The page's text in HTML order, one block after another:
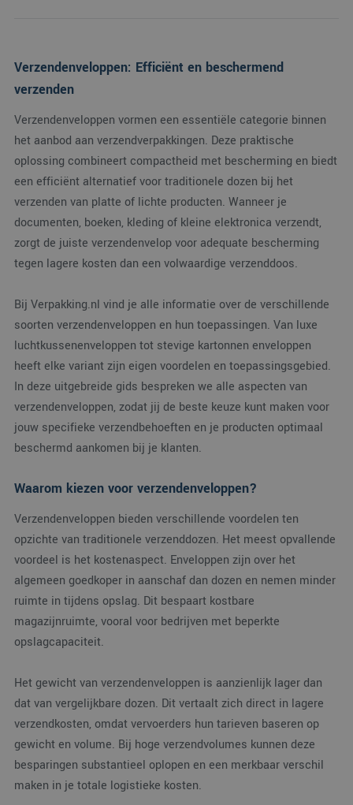
Verzendenveloppen: Efficiënt en beschermend
verzenden
Verzendenveloppen vormen een essentiële categorie binnen
het aanbod aan verzendverpakkingen. Deze praktische
oplossing combineert compactheid met bescherming en biedt
een efficiënt alternatief voor traditionele dozen bij het
verzenden van platte of lichte producten. Wanneer je
documenten, boeken, kleding of kleine elektronica verzendt,
zorgt de juiste verzendenvelop voor adequate bescherming
tegen lagere kosten dan een volwaardige verzenddoos.
Bij Verpakking.nl vind je alle informatie over de verschillende
soorten verzendenveloppen en hun toepassingen. Van luxe
luchtkussenenveloppen tot stevige kartonnen enveloppen
heeft elke variant zijn eigen voordelen en toepassingsgebied.
In deze uitgebreide gids bespreken we alle aspecten van
verzendenveloppen, zodat jij de beste keuze kunt maken voor
jouw specifieke verzendbehoeften en je producten optimaal
beschermd aankomen bij je klanten.
Waarom kiezen voor verzendenveloppen?
Verzendenveloppen bieden verschillende voordelen ten
opzichte van traditionele verzenddozen. Het meest opvallende
voordeel is het kostenaspect. Enveloppen zijn over het
algemeen goedkoper in aanschaf dan dozen en nemen minder
ruimte in tijdens opslag. Dit bespaart kostbare
magazijnruimte, vooral voor bedrijven met beperkte
opslagcapaciteit.
Het gewicht van verzendenveloppen is aanzienlijk lager dan
dat van vergelijkbare dozen. Dit vertaalt zich direct in lagere
verzendkosten, omdat vervoerders hun tarieven baseren op
gewicht en volume. Bij hoge verzendvolumes kunnen deze
besparingen substantieel oplopen en een merkbaar verschil
maken in je totale logistieke kosten.